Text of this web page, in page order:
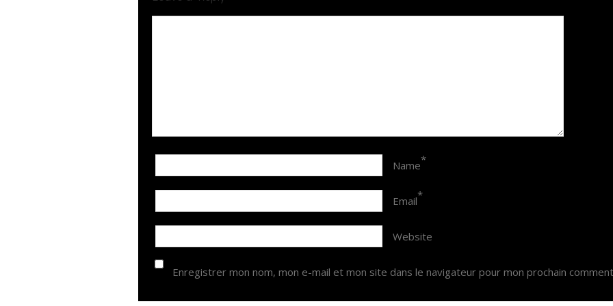
Name*
Email*
Website
Enregistrer mon nom, mon e-mail et mon site dans le navigateur pour mon prochain